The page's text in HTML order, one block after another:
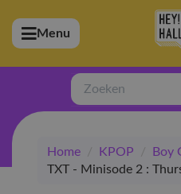
(Artiesten)
(Merchandise)
(Exclusive)
(Winkel)
Menu
Zoeken
Home / KPOP / Boy
TXT - Minisode 2 :